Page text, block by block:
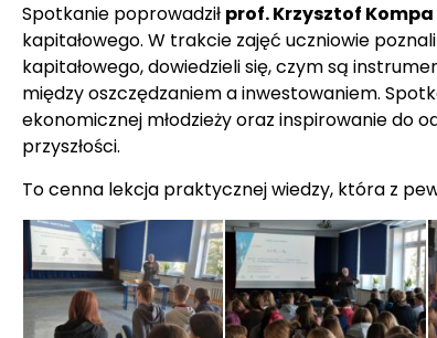
Spotkanie poprowadził prof. Krzysztof Kompa
kapitałowego. W trakcie zajęć uczniowie
kapitałowego, dowiedzieli się, czym są
między oszczędzaniem a inwestowaniem.
ekonomicznej młodzieży oraz inspirowanie do
przyszłości.
To cenna lekcja praktycznej wiedzy, która z